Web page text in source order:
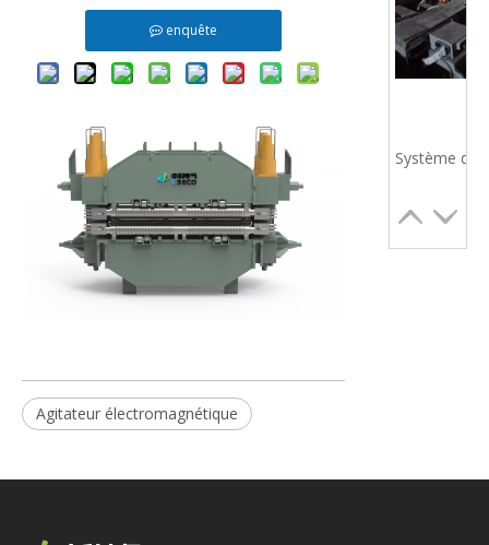
enquête
Agitateur électromagnétique